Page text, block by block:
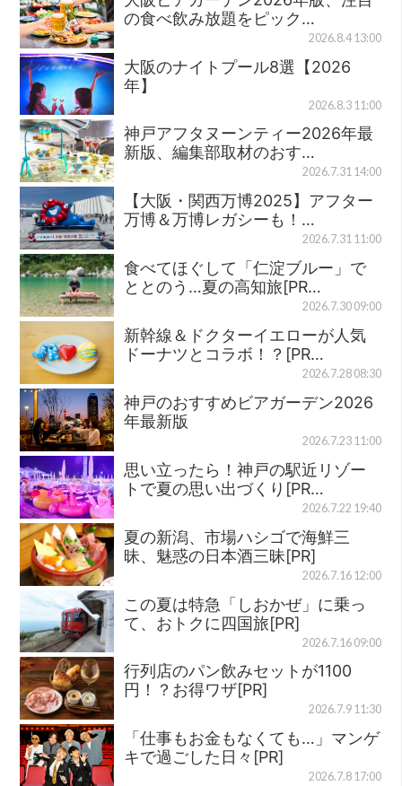
の食べ飲み放題をピック…
2026.8.4 13:00
大阪のナイトプール8選【2026
年】
2026.8.3 11:00
神戸アフタヌーンティー2026年最
新版、編集部取材のおす…
2026.7.31 14:00
【大阪・関西万博2025】アフター
万博＆万博レガシーも！…
2026.7.31 11:00
食べてほぐして「仁淀ブルー」で
ととのう…夏の高知旅[PR…
2026.7.30 09:00
新幹線＆ドクターイエローが人気
ドーナツとコラボ！？[PR…
2026.7.28 08:30
神戸のおすすめビアガーデン2026
年最新版
2026.7.23 11:00
思い立ったら！神戸の駅近リゾー
トで夏の思い出づくり[PR…
2026.7.22 19:40
夏の新潟、市場ハシゴで海鮮三
昧、魅惑の日本酒三昧[PR]
2026.7.16 12:00
この夏は特急「しおかぜ」に乗っ
て、おトクに四国旅[PR]
2026.7.16 09:00
行列店のパン飲みセットが1100
円！？お得ワザ[PR]
2026.7.9 11:30
「仕事もお金もなくても…」マンゲ
キで過ごした日々[PR]
2026.7.8 17:00